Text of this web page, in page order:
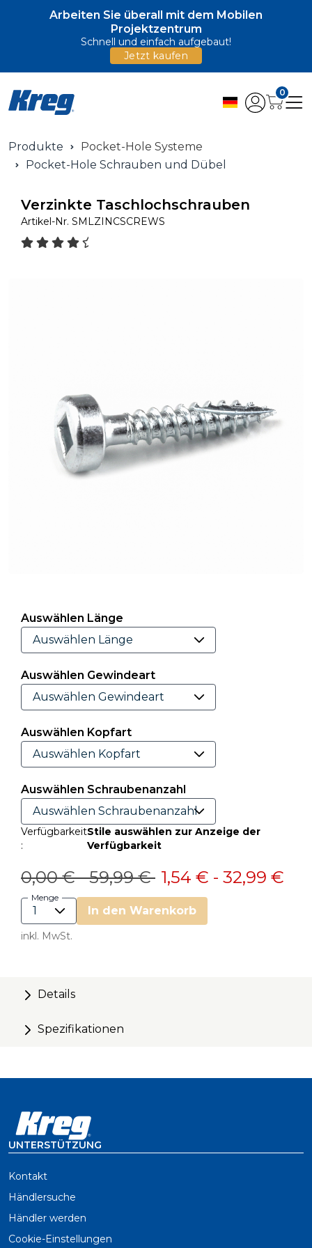
Arbeiten Sie überall mit dem Mobilen
Projektzentrum
Schnell und einfach aufgebaut!
Jetzt kaufen
0
Produkte
Pocket-Hole Systeme
Pocket-Hole Schrauben und Dübel
Verzinkte Taschlochschrauben
Artikel-Nr. SMLZINCSCREWS
Auswählen Länge
Auswählen Gewindeart
Auswählen Kopfart
Auswählen Schraubenanzahl
Verfügbarkeit
:
Stile auswählen zur Anzeige der
Verfügbarkeit
Preis reduziert von
0,00 €bis
-Preis reduziert von
59,99 €bis
1,54 € - 32,99 €
Menge
In den Warenkorb
inkl. MwSt.
Details
Spezifikationen
UNTERSTÜTZUNG
Kontakt
Händlersuche
Händler werden
Cookie-Einstellungen